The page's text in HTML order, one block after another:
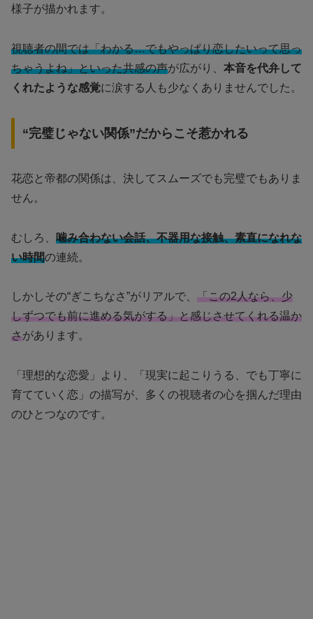
様子が描かれます。
視聴者の間では「わかる…でもやっぱり恋したいって思っ
ちゃうよね」といった共感の声が広がり、 本音を代弁して
くれたような感覚に涙する人も少なくありませんでした。
“完璧じゃない関係”だからこそ惹かれる
花恋と帝都の関係は、決してスムーズでも完璧でもありま
せん。
むしろ、 噛み合わない会話、不器用な接触、素直になれな
い時間の連続。
しかしその“ぎこちなさ”がリアルで、 「この2人なら、少
しずつでも前に進める気がする」と感じさせてくれる温か
さがあります。
「理想的な恋愛」より、「現実に起こりうる、でも丁寧に
育てていく恋」の描写が、多くの視聴者の心を掴んだ理由
のひとつなのです。